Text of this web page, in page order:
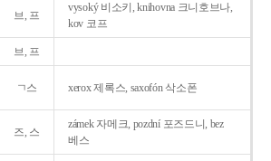
브, 프
vysoký 비소키, knihovna 크니호브나,
kov 코프
브, 프
ㄱ스 xerox 제록스, saxofón 삭소폰
즈, 스
zámek 자메크, pozdní 포즈드니, bez
베스